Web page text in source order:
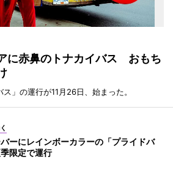
に赤鼻のトナカイバス おもち
」の運行が11月26日、始まった。
ーにレインボーカラーの「プライドバ
限定で運行